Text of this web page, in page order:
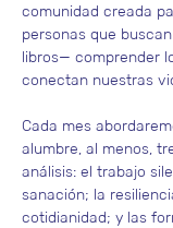
comunidad creada
personas que
libros— comprender
conectan nuestras
Cada mes
alumbre, al menos,
análisis: el trabajo
sanación; la
cotidianidad; y las